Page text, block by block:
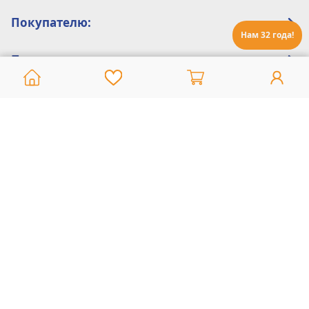
Нам 32 года!
Покупателю:
Помощь: